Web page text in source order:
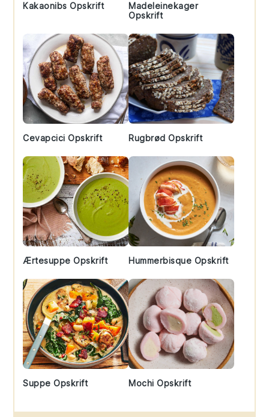
Kakaonibs Opskrift
Madeleinekager
Opskrift
Cevapcici Opskrift Rugbrød Opskrift
Ærtesuppe Opskrift Hummerbisque Opskrift
Suppe Opskrift Mochi Opskrift